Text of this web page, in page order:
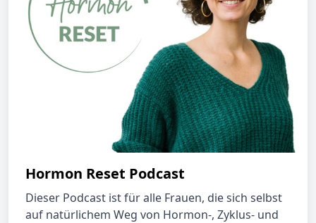
Hormon Reset Podcast
Dieser Podcast ist für alle Frauen, die sich selbst
auf natürlichem Weg von Hormon-, Zyklus- und